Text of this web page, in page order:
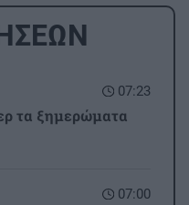
07:23
τα ξημερώματα
07:00